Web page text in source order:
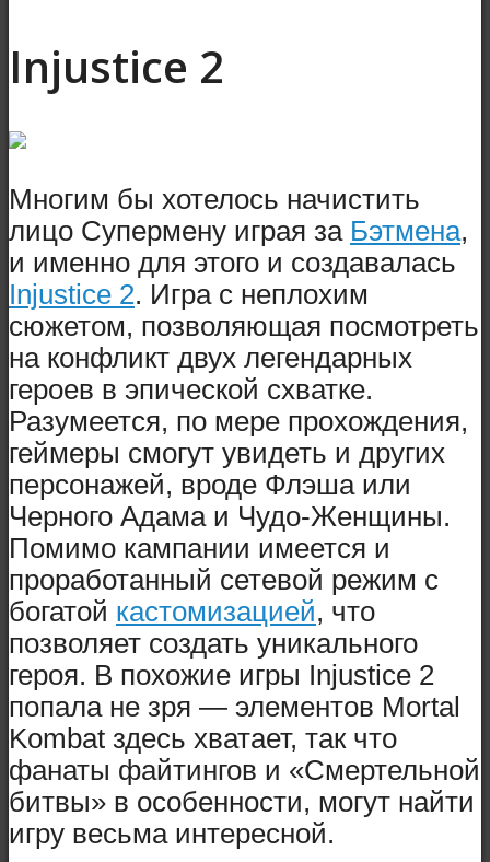
Injustice 2
Многим бы хотелось начистить
лицо Супермену играя за Бэтмена,
и именно для этого и создавалась
Injustice 2. Игра с неплохим
сюжетом, позволяющая посмотреть
на конфликт двух легендарных
героев в эпической схватке.
Разумеется, по мере прохождения,
геймеры смогут увидеть и других
персонажей, вроде Флэша или
Черного Адама и Чудо-Женщины.
Помимо кампании имеется и
проработанный сетевой режим с
богатой кастомизацией, что
позволяет создать уникального
героя. В похожие игры Injustice 2
попала не зря — элементов Mortal
Kombat здесь хватает, так что
фанаты файтингов и «Смертельной
битвы» в особенности, могут найти
игру весьма интересной.